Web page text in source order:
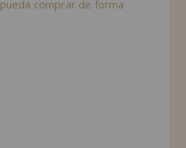
comprar de forma